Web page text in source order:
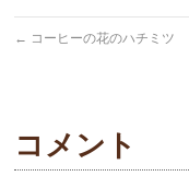
← コーヒーの花のハチミツ
コメント